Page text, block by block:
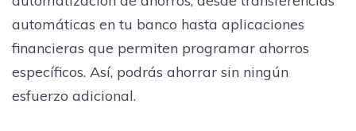
automáticas en tu banco hasta aplicaciones
financieras que permiten programar ahorros
específicos. Así, podrás ahorrar sin ningún
esfuerzo adicional.